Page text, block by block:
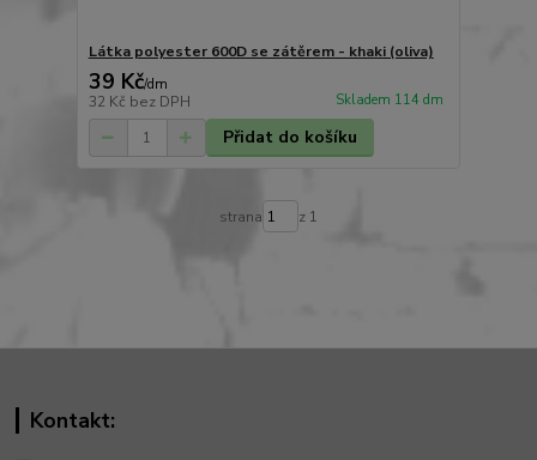
Látka polyester 600D se zátěrem - khaki (oliva)
39 Kč/dm
32 Kč bez DPH Skladem 114 dm
Přidat do košíku
strana z 1
Kontakt: